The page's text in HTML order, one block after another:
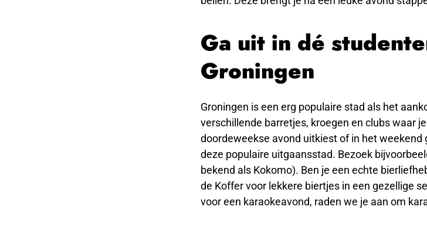
Ga uit in dé
Groningen
Groningen is een erg populaire stad als het
verschillende barretjes, kroegen en clubs waar
doordeweekse avond uitkiest of in het weekend
deze populaire uitgaansstad. Bezoek
bekend als Kokomo). Ben je een echte
de Koffer voor lekkere biertjes in een gezellige
voor een karaokeavond, raden we je aan om